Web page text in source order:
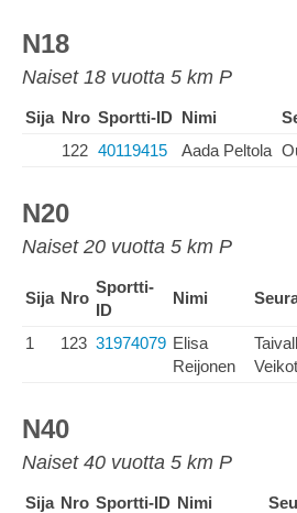
N18
Naiset 18 vuotta 5 km P
Sija Nro Sportti-ID Nimi
122 40119415 Aada Peltola
N20
Naiset 20 vuotta 5 km P
Sija Nro
Sportti-
ID
Nimi
1 123 31974079 Elisa
Reijonen
N40
Naiset 40 vuotta 5 km P
Sija Nro Sportti-ID Nimi